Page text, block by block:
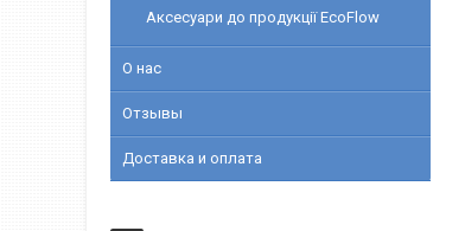
Аксесуари до продукції EcoFlow
О нас
Отзывы
Доставка и оплата